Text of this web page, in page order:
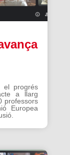
el progrés
a llarg
professors
Europea